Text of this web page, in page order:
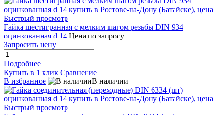
Быстрый просмотр
Гайка шестигранная с мелким шагом резьбы DIN 934
оцинкованная d 14 Цена по запросу
Запросить цену
Подробнее
Купить в 1 клик Сравнение
В избранное
В наличии
Быстрый просмотр